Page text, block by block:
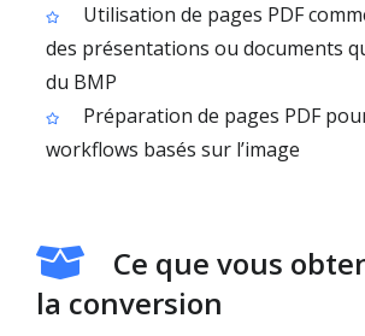
Utilisation de pages PDF
des présentations ou documents
du BMP
Préparation de pages PDF
workflows basés sur l’image
Ce que vous
la conversion